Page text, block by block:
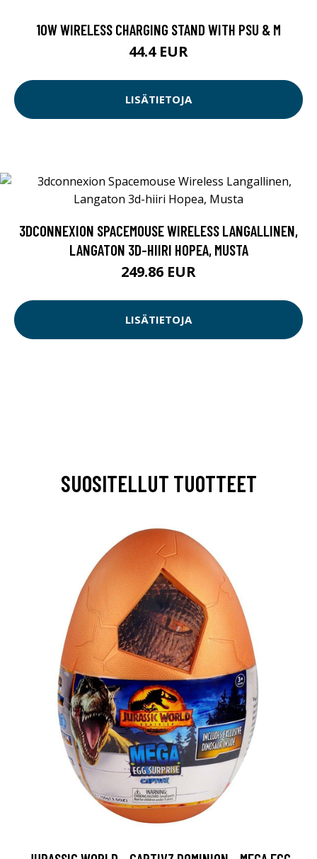
10W WIRELESS CHARGING STAND WITH PSU & M
44.4 EUR
LISÄTIETOJA
3DCONNEXION SPACEMOUSE WIRELESS LANGALLINEN,
LANGATON 3D-HIIRI HOPEA, MUSTA
249.86 EUR
LISÄTIETOJA
SUOSITELLUT TUOTTEET